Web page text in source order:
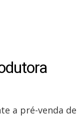
a pré-venda de